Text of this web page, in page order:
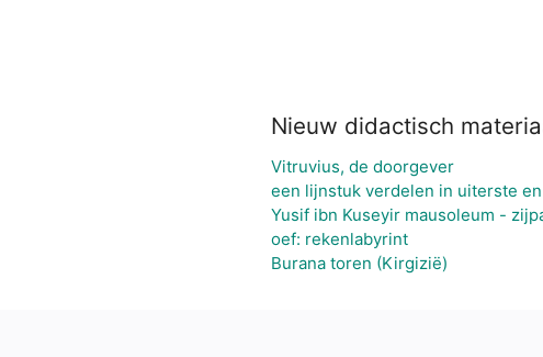
Nieuw didactisch
Vitruvius, de doorgever
een lijnstuk verdelen in uiterste
Yusif ibn Kuseyir mausoleum -
oef: rekenlabyrint
Burana toren (Kirgizië)